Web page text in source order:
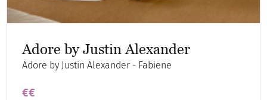
Adore by Justin Alexander
Adore by Justin Alexander - Fabiene
€€